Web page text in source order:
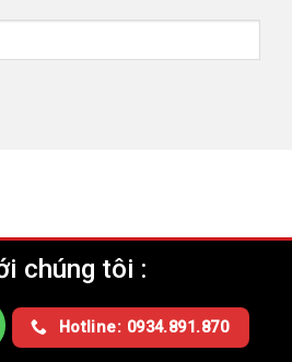
chúng tôi :
Hotline: 0934.891.870